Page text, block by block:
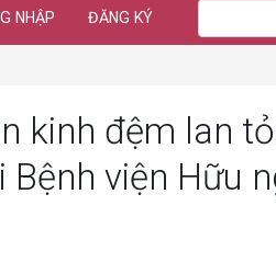
NHẬP ĐĂNG KÝ
kinh đệm lan
Bệnh viện Hữu